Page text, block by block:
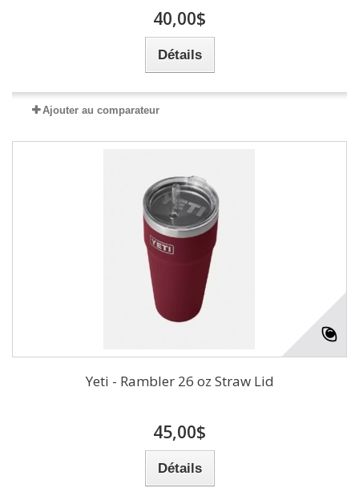
40,00$
Détails
Ajouter au comparateur
Yeti - Rambler 26 oz Straw Lid
45,00$
Détails